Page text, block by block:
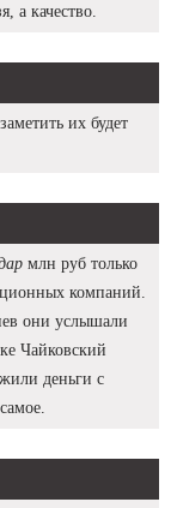
а качество.
их будет
млн руб только
компаний.
они услышали
Чайковский
деньги с